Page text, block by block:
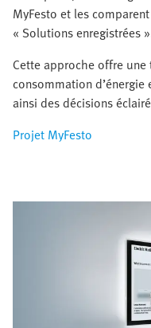
MyFesto et les
« Solutions enregistrées
Cette approche offre
consommation
ainsi des décisions
Projet MyFesto